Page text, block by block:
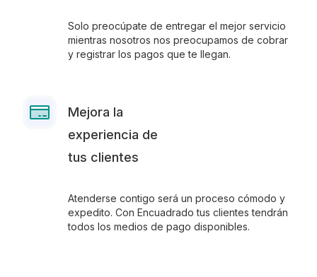
Solo preocúpate de entregar el mejor servicio
mientras nosotros nos preocupamos de cobrar
y registrar los pagos que te llegan.
Mejora la
experiencia de
tus clientes
Atenderse contigo será un proceso cómodo y
expedito. Con Encuadrado tus clientes tendrán
todos los medios de pago disponibles.